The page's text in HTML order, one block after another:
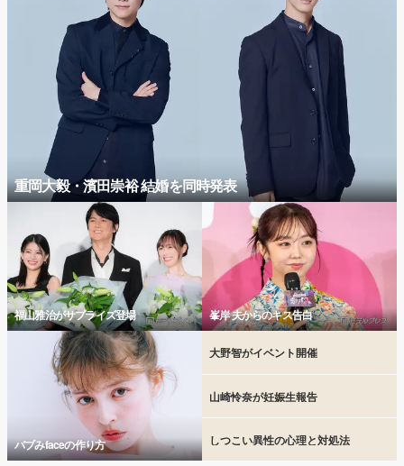
重岡大毅・濱田崇裕 結婚を同時発表
福山雅治がサプライズ登場 峯岸 夫からのキス告白
バブみfaceの作り方
大野智がイベント開催
山崎怜奈が妊娠生報告
しつこい異性の心理と対処法